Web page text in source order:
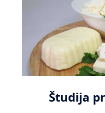
Študija